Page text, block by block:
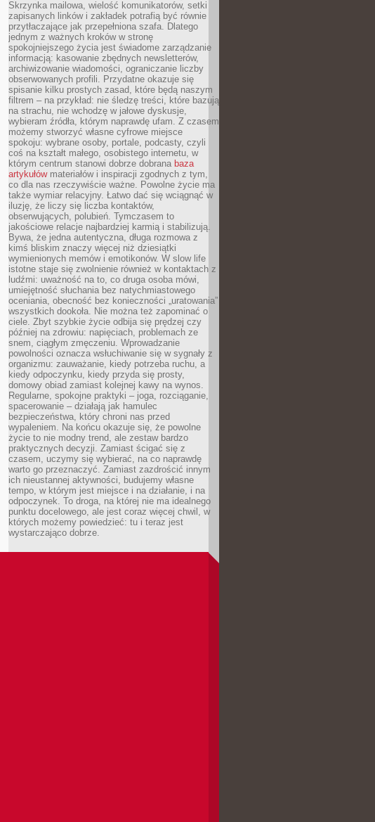
Skrzynka mailowa, wielość komunikatorów, setki
zapisanych linków i zakładek potrafią być równie
przytłaczające jak przepełniona szafa. Dlatego
jednym z ważnych kroków w stronę
spokojniejszego życia jest świadome zarządzanie
informacją: kasowanie zbędnych newsletterów,
archiwizowanie wiadomości, ograniczanie liczby
obserwowanych profili. Przydatne okazuje się
spisanie kilku prostych zasad, które będą naszym
filtrem – na przykład: nie śledzę treści, które bazują
na strachu, nie wchodzę w jałowe dyskusje,
wybieram źródła, którym naprawdę ufam. Z czasem
możemy stworzyć własne cyfrowe miejsce
spokoju: wybrane osoby, portale, podcasty, czyli
coś na kształt małego, osobistego internetu, w
którym centrum stanowi dobrze dobrana baza
artykułówmateriałów i inspiracji zgodnych z tym,
co dla nas rzeczywiście ważne. Powolne życie ma
także wymiar relacyjny. Łatwo dać się wciągnąć w
iluzję, że liczy się liczba kontaktów,
obserwujących, polubień. Tymczasem to
jakościowe relacje najbardziej karmią i stabilizują.
Bywa, że jedna autentyczna, długa rozmowa z
kimś bliskim znaczy więcej niż dziesiątki
wymienionych memów i emotikonów. W slow life
istotne staje się zwolnienie również w kontaktach z
ludźmi: uważność na to, co druga osoba mówi,
umiejętność słuchania bez natychmiastowego
oceniania, obecność bez konieczności „uratowania”
wszystkich dookoła. Nie można też zapominać o
ciele. Zbyt szybkie życie odbija się prędzej czy
później na zdrowiu: napięciach, problemach ze
snem, ciągłym zmęczeniu. Wprowadzanie
powolności oznacza wsłuchiwanie się w sygnały z
organizmu: zauważanie, kiedy potrzeba ruchu, a
kiedy odpoczynku, kiedy przyda się prosty,
domowy obiad zamiast kolejnej kawy na wynos.
Regularne, spokojne praktyki – joga, rozciąganie,
spacerowanie – działają jak hamulec
bezpieczeństwa, który chroni nas przed
wypaleniem. Na końcu okazuje się, że powolne
życie to nie modny trend, ale zestaw bardzo
praktycznych decyzji. Zamiast ścigać się z
czasem, uczymy się wybierać, na co naprawdę
warto go przeznaczyć. Zamiast zazdrościć innym
ich nieustannej aktywności, budujemy własne
tempo, w którym jest miejsce i na działanie, i na
odpoczynek. To droga, na której nie ma idealnego
punktu docelowego, ale jest coraz więcej chwil, w
których możemy powiedzieć: tu i teraz jest
wystarczająco dobrze.